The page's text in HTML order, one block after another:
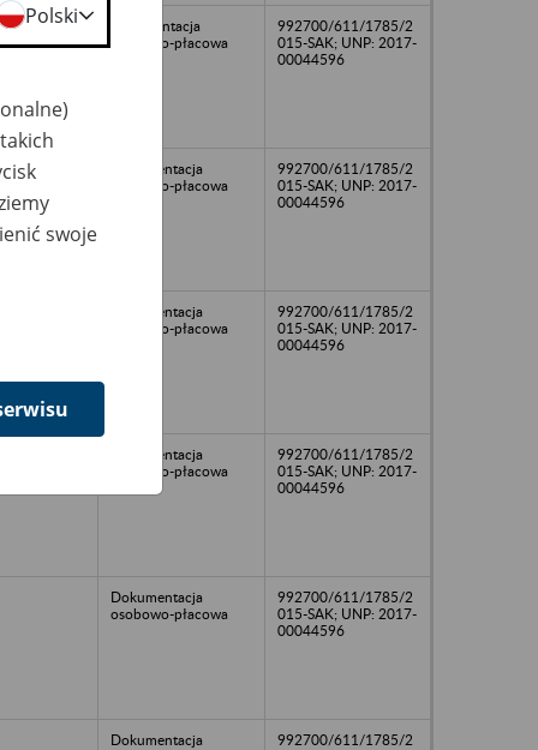
dokumentacja
osobowo-płacowa
992700/611/1785/2
015-SAK; UNP: 2017-
00044596
Dokumentacja
osobowo-płacowa
992700/611/1785/2
015-SAK; UNP: 2017-
00044596
Dokumentacja
osobowo-płacowa
992700/611/1785/2
015-SAK; UNP: 2017-
00044596
Dokumentacja
osobowo-płacowa
992700/611/1785/2
015-SAK; UNP: 2017-
00044596
Dokumentacja
osobowo-płacowa
992700/611/1785/2
015-SAK; UNP: 2017-
00044596
Dokumentacja
992700/611/1785/2
Polski
swoje